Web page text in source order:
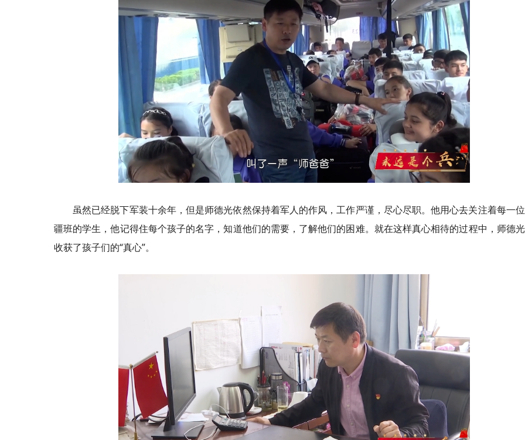
虽然已经脱下军装十余年，但是师德光依然保持着军人的作风，工作严谨，尽心尽职。他用心去关注着每一
疆班的学生，他记得住每个孩子的名字，知道他们的需要，了解他们的困难。就在这样真心相待的过程中，师德
收获了孩子们的“真心”。